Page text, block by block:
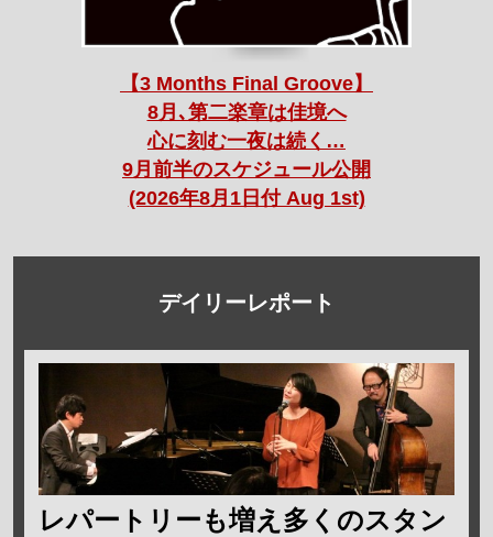
【3 Months Final Groove】
8月､第二楽章は佳境へ
心に刻む一夜は続く…
9月前半のスケジュール公開
(2026年8月1日付 Aug 1st)
デイリーレポート
レパートリーも増え多くのスタン